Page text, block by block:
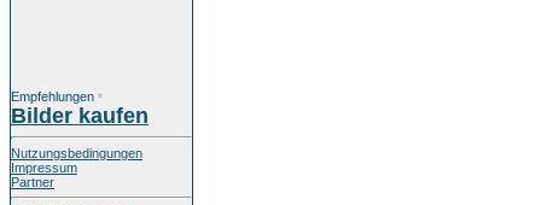
Empfehlungen *
Bilder kaufen
Nutzungsbedingungen
Impressum
Partner